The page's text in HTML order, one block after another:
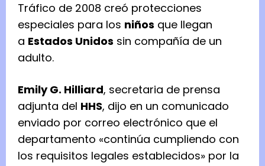
Tráfico de 2008 creó protecciones
especiales para los niños que llegan
a Estados Unidos sin compañía de un
adulto.
Emily G. Hilliard, secretaria de prensa
adjunta del HHS, dijo en un comunicado
enviado por correo electrónico que el
departamento «continúa cumpliendo con
los requisitos legales establecidos» por la